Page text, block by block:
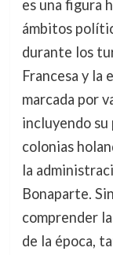
es una figura
ámbitos
durante los
Francesa y la
marcada por
incluyendo su
colonias
la
Bonaparte.
comprender
de la época,